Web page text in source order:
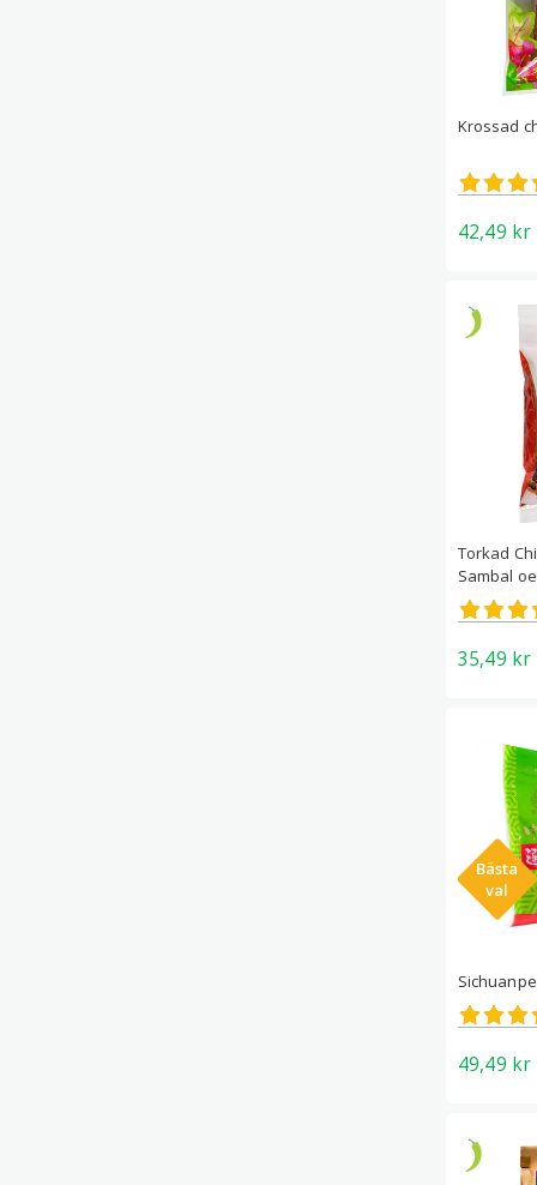
Krossad
5.00
av 5
42,49 kr
Torkad
Sambal
5.00
av 5
35,49 kr
Bästa
val
4.83
av 5
49,49 kr